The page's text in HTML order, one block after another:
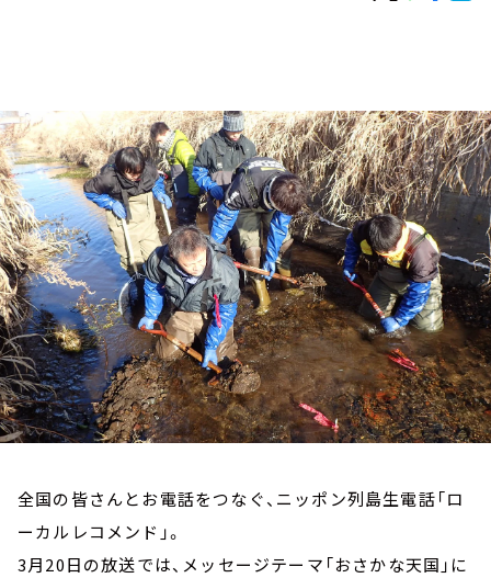
トピックス
TBS Podcast
お知らせ
イベント・グッズ
YouTube
会社情報
全国の皆さんとお電話をつなぐ、ニッポン列島生電話「ロ
ーカルレコメンド」。
3月20日の放送では、メッセージテーマ「おさかな天国」に